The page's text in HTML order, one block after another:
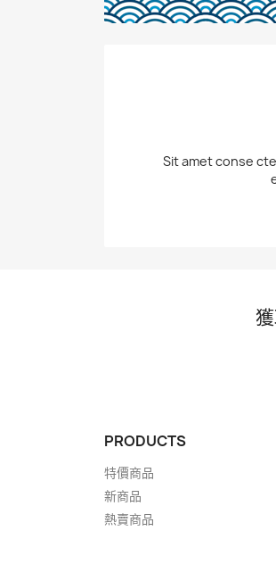
Sit amet conse
PRODUCTS
特價商品
新商品
熱賣商品